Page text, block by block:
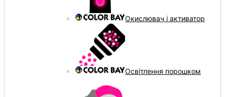
Окислювач і активатор
Освітлення порошком